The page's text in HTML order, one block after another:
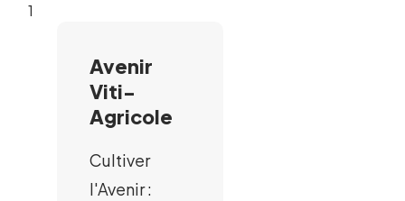
1
Avenir
Viti-
Agricole
Cultiver
l'Avenir :